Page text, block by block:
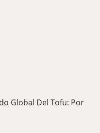
Global Del Tofu: Por